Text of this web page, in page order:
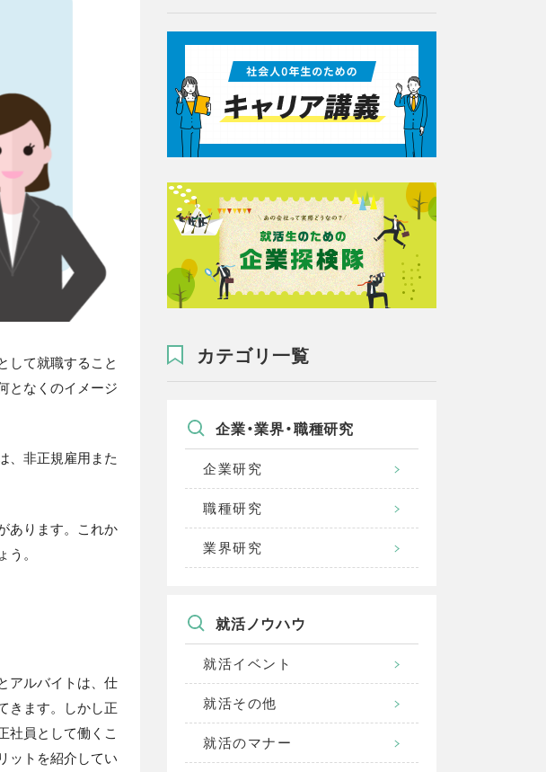
して就職すること
となくのイメージ
、非正規雇用また
あります。これか
。
アルバイトは、仕
きます。しかし正
社員として働くこ
ットを紹介してい
カテゴリ一覧
企業・業界・職種研究
企業研究
職種研究
業界研究
就活ノウハウ
就活イベント
就活その他
就活のマナー